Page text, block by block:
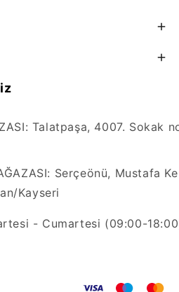
Talatpaşa, 4007. Sokak
Serçeönü, Mustafa
Kayseri
- Cumartesi (09:00-